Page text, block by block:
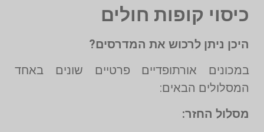
כיסוי קופות חולים
היכן ניתן לרכוש את המדרסים?
במכונים אורתופדיים פרטיים שונים באחד
המסלולים הבאים:
מסלול החזר: